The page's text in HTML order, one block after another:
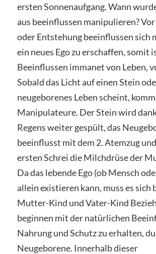
ersten Sonnenaufgang. Wann
aus beeinflussen manipulieren?
oder Entstehung beeinflussen sich
ein neues Ego zu erschaffen, somit
Beeinflussen immanet von Leben,
Sobald das Licht auf einen Stein
neugeborenes Leben scheint,
Manipulateure. Der Stein wird
Regens weiter gespült, das
beeinflusst mit dem 2. Atemzug
ersten Schrei die Milchdrüse der
Da das lebende Ego (ob Mensch
allein existieren kann, muss es sich
Mutter-Kind und Vater-Kind
beginnen mit der natürlichen
Nahrung und Schutz zu erhalten,
Neugeborene. Innerhalb dieser